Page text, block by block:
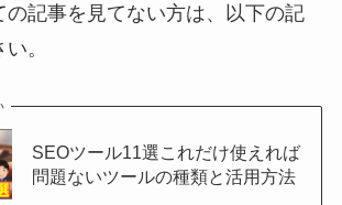
の記事を見てない方は、以下の記
。
SEOツール11選これだけ使えれば
問題ないツールの種類と活用方法